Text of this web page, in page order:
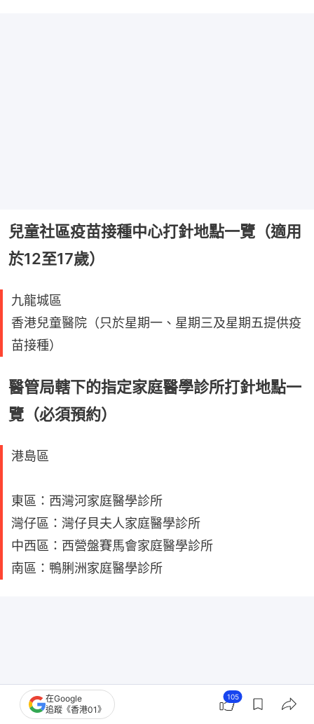
兒童社區疫苗接種中心打針地點一覽（適用
於12至17歲）
九龍城區
香港兒童醫院（只於星期一、星期三及星期五提供疫
苗接種）
醫管局轄下的指定家庭醫學診所打針地點一
覽（必須預約）
港島區
東區：西灣河家庭醫學診所
灣仔區：灣仔貝夫人家庭醫學診所
中西區：西營盤賽馬會家庭醫學診所
南區：鴨脷洲家庭醫學診所
在Google
追蹤《香港01》
105